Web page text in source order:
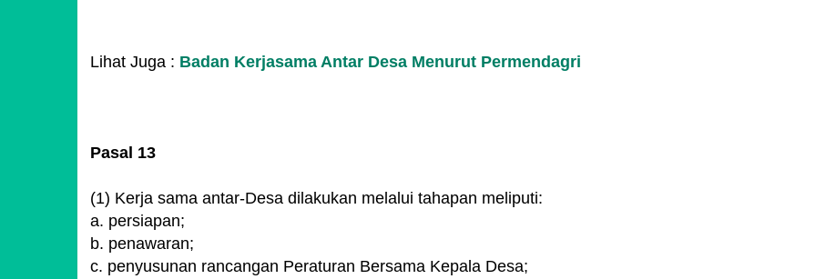
Lihat Juga : Badan Kerjasama Antar Desa Menurut Permendagri
Pasal 13
(1) Kerja sama antar-Desa dilakukan melalui tahapan meliputi:
a. persiapan;
b. penawaran;
c. penyusunan rancangan Peraturan Bersama Kepala Desa;